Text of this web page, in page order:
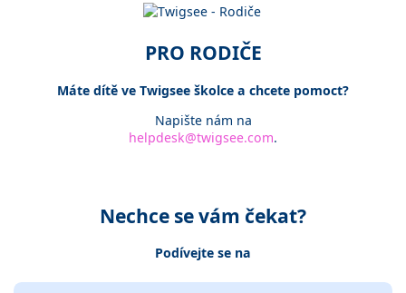
PRO RODIČE
Máte dítě ve Twigsee školce a chcete pomoct?
Napište nám na
helpdesk@twigsee.com.
Nechce se vám čekat?
Podívejte se na